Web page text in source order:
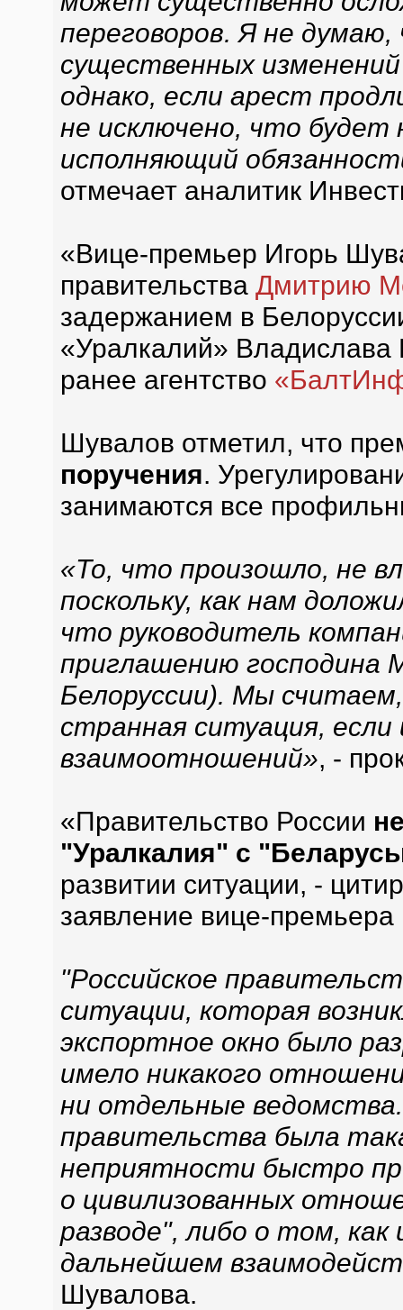
переговоров. Я не
существенных
однако, если арест
не исключено, что будет
исполняющий
отмечает аналитик
«Вице-премьер Игорь
правительства Дмитрию
задержанием в
«Уралкалий» Владислава
ранее агентство
Шувалов отметил, что
поручения.
занимаются все
«То, что произошло, не
поскольку, как нам
что руководитель
приглашению господина
Белоруссии). Мы
странная ситуация,
взаимоотношений», -
«Правительство России
"Уралкалия" с
развитии ситуации, -
заявление вице-
"Российское
ситуации, которая
экспортное окно было
имело никакого
ни отдельные
правительства была
неприятности быстро
о цивилизованных
разводе", либо о том, как
дальнейшем
Шувалова.